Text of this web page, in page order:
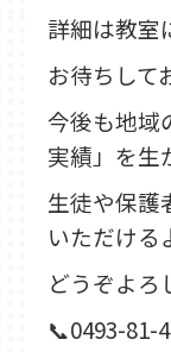
詳細は教室
お待ちして
今後も地域
実績」を生
生徒や保護
いただける
どうぞよろ
📞0493-81-